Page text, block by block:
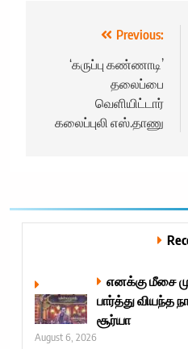
navigation
Previous:
‘கருப்பு கண்ணாடி’
தலைப்பை
வெளியிட்டார்
கலைப்புலி எஸ்.தாணு
எனக்கு மீசை
பார்த்து வியந்த
சூர்யா
August 6, 2026